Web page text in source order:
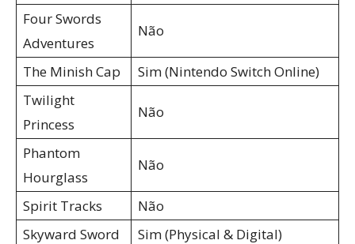
Four Swords
Adventures
Não
The Minish Cap
Sim (Nintendo Switch Online)
Twilight
Princess
Não
Phantom
Hourglass
Não
Spirit Tracks
Não
Skyward Sword
Sim (Physical & Digital)